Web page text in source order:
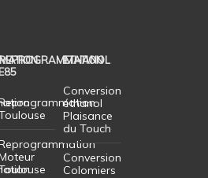
E85
ETHANOL
Conversion
éthanol
Plaisance
du Touch
Conversion
Colomiers